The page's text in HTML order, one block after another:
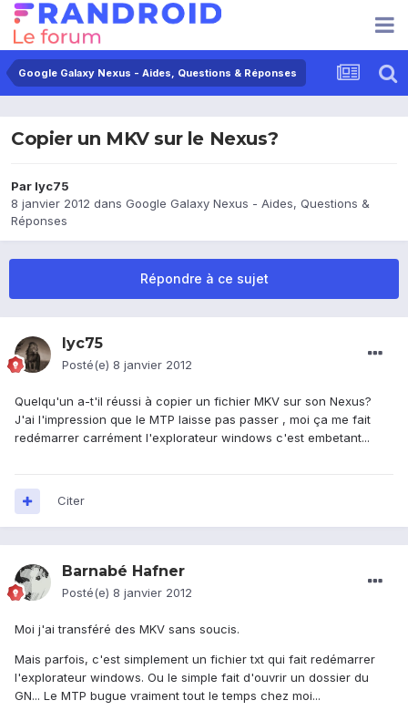
Google Galaxy Nexus - Aides, Questions & Réponses
Copier un MKV sur le Nexus?
Par lyc75
8 janvier 2012 dans Google Galaxy Nexus - Aides, Questions &
Réponses
Répondre à ce sujet
lyc75
Posté(e) 8 janvier 2012
Quelqu'un a-t'il réussi à copier un fichier MKV sur son Nexus?
J'ai l'impression que le MTP laisse pas passer , moi ça me fait
redémarrer carrément l'explorateur windows c'est embetant...
Citer
Barnabé Hafner
Posté(e) 8 janvier 2012
Moi j'ai transféré des MKV sans soucis.
Mais parfois, c'est simplement un fichier txt qui fait redémarrer
l'explorateur windows. Ou le simple fait d'ouvrir un dossier du
GN... Le MTP bugue vraiment tout le temps chez moi...